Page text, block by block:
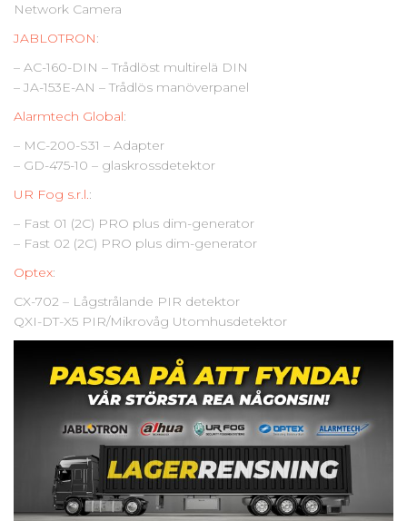
Network Camera
JABLOTRON:
– AC-160-DIN – Trådlöst multirelä DIN
– JA-153E-AN – Trådlös manöverpanel
Alarmtech Global:
– MC-200-S31 – Adapter
– GD-475-10 – glaskrossdetektor
UR Fog s.r.l.:
– Fast 01 (2C) PRO plus dim-generator
– Fast 02 (2C) PRO plus dim-generator
Optex:
CX-702 – Lågstrålande PIR detektor
QXI-DT-X5 PIR/Mikrovåg Utomhusdetektor